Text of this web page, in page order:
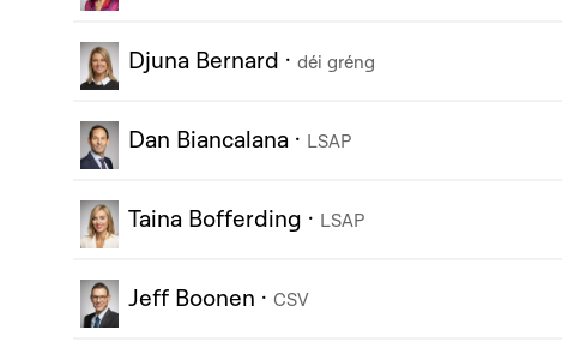
Djuna Bernard · déi gréng
Dan Biancalana · LSAP
Taina Bofferding · LSAP
Jeff Boonen · CSV